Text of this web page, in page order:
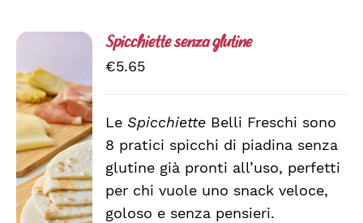
AGGIUNGI
AL
CARRELLO
/
DETTAGLI
Spicchiette senza glutine
€5.65
LeSpicchiette Belli Freschi sono
8 pratici spicchi di piadina senza
glutine già pronti all’uso, perfetti
per chi vuole uno snack veloce,
goloso e senza pensieri.